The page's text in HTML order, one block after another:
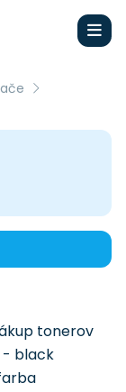
tonerov
- black